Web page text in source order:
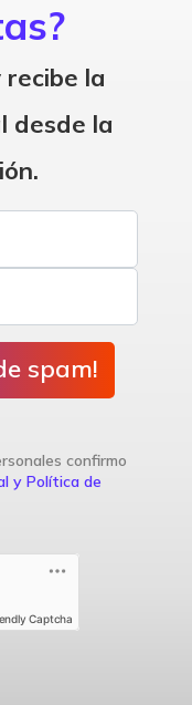
la
desde la
spam!
confirmo
y Política de
Captcha